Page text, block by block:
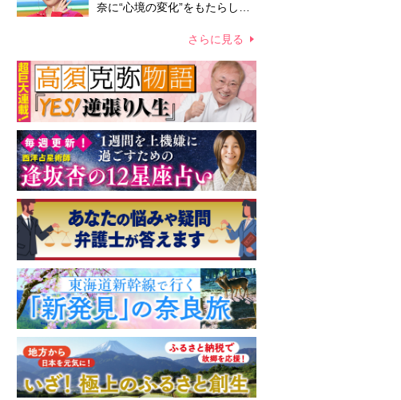
奈に“心境の変化”をもたらした
って「がんに蝕まれる母」を演
さらに見る